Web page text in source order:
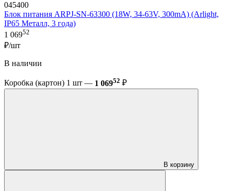
045400
Блок питания ARPJ-SN-63300 (18W, 34-63V, 300mA) (Arlight,
IP65 Металл, 3 года)
1 06952
₽/шт
В наличии
Коробка (картон) 1 шт — 1 06952 ₽
В корзину